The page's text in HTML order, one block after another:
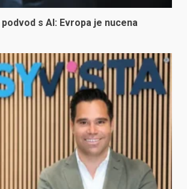
s AI: Evropa je nucena